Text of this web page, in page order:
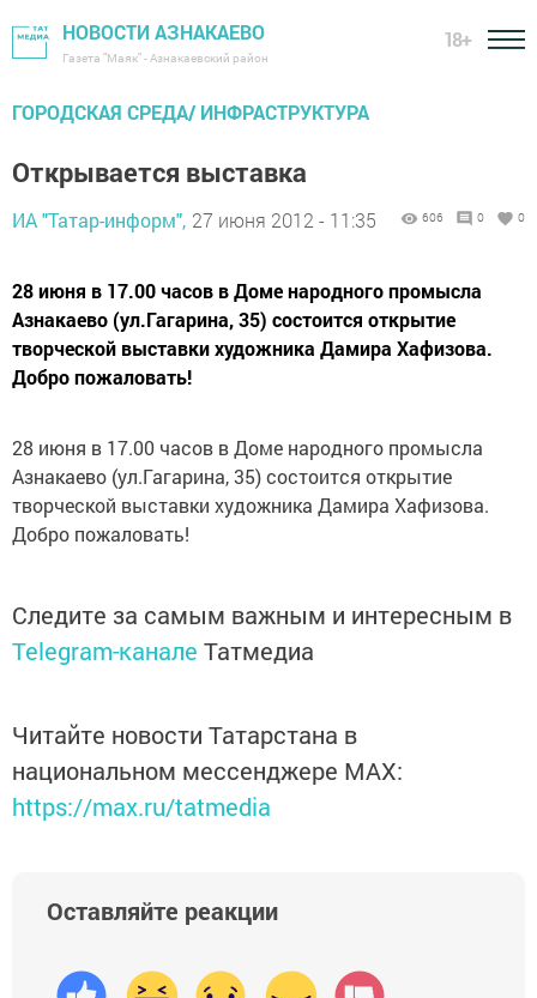
НОВОСТИ АЗНАКАЕВО
Газета "Маяк" - Азнакаевский район
18+
ГОРОДСКАЯ СРЕДА/ ИНФРАСТРУКТУРА
Открывается выставка
ИА "Татар-информ", 27 июня 2012 - 11:35 606 0 0
28 июня в 17.00 часов в Доме народного промысла
Азнакаево (ул.Гагарина, 35) состоится открытие
творческой выставки художника Дамира Хафизова.
Добро пожаловать!
28 июня в 17.00 часов в Доме народного промысла
Азнакаево (ул.Гагарина, 35) состоится открытие
творческой выставки художника Дамира Хафизова.
Добро пожаловать!
Следите за самым важным и интересным в
Telegram-канале Татмедиа
Читайте новости Татарстана в
национальном мессенджере MАХ:
https://max.ru/tatmedia
Оставляйте реакции